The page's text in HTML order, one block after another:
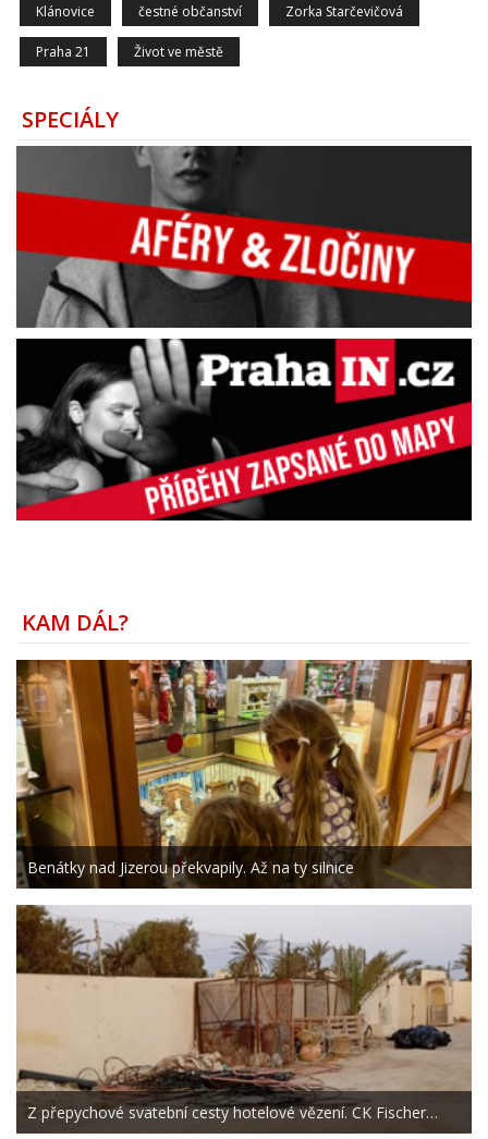
Klánovice čestné občanství Zorka Starčevičová
Praha 21 Život ve městě
SPECIÁLY
KAM DÁL?
Benátky nad Jizerou překvapily. Až na ty silnice
Z přepychové svatební cesty hotelové vězení. CK Fischer…